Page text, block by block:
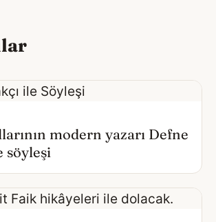
modern yazarı Defne
söyleşi